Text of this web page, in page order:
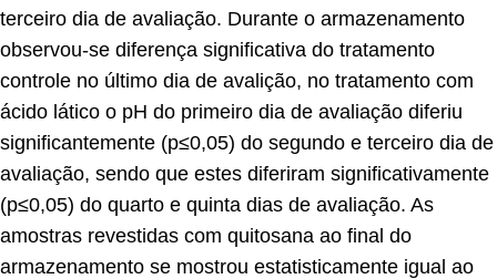
terceiro dia de avaliação. Durante o armazenamento
observou-se diferença significativa do tratamento
controle no último dia de avalição, no tratamento com
ácido lático o pH do primeiro dia de avaliação diferiu
significantemente (p≤0,05) do segundo e terceiro dia de
avaliação, sendo que estes diferiram significativamente
(p≤0,05) do quarto e quinta dias de avaliação. As
amostras revestidas com quitosana ao final do
armazenamento se mostrou estatisticamente igual ao